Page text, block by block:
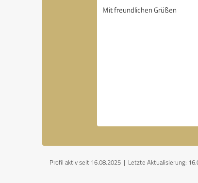
Profil aktiv seit 16.08.2025 | Letzte Aktualisierung: